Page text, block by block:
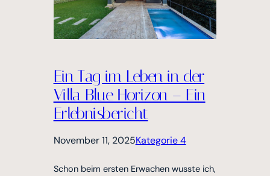
Ein Tag im Leben in der
Villa Blue Horizon – Ein
Erlebnisbericht
November 11, 2025Kategorie 4
Schon beim ersten Erwachen wusste ich,